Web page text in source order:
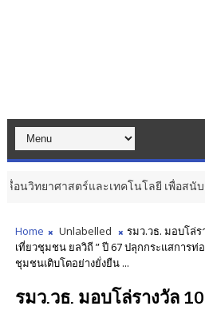
ะเทคโนโลยี เพื่อสนับสนุน อุตสาหกรรม
Home Unlabelled
รมว.วธ. มอบโล่
เที่ยวชุมชน ยลวิถี ” ปี 67 ปลุกกระแสการท่
ชุมชนเติบโตอย่างยั่งยืน ...
รมว.วธ. มอบโล่รางวัล